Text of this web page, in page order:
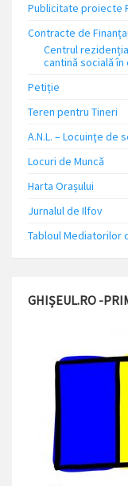
Publicitate proiecte
Contracte de
Centrul
cantină socială în
Petiție
Teren pentru Tineri
A.N.L. – Locuinţe de
Locuri de Muncă
Harta Orașului
Jurnalul de Ilfov
Tabloul Mediatorilor
GHIȘEUL.RO -